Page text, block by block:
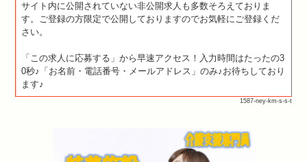
サイト内に公開されていない非公開求人も多数そろえておりま
す。ご登録の方限定で公開しておりますのでお気軽にご登録くだ
さい。
「この求人に応募する」から早速アクセス！入力時間はたったの3
0秒♪「お名前・電話番号・メールアドレス」のみ♪お待ちしており
ます♪
1587-ney-km-s-s-t